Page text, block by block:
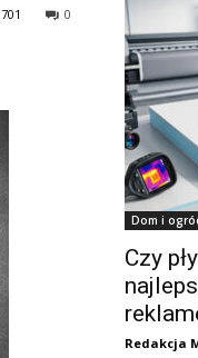
0
701
Dom i
Czy
Redakcja